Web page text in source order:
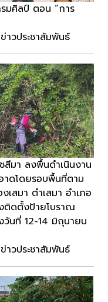
มศิลป์ ตอน “การ
วประชาสัมพันธ์
สีมา ลงพื้นดำเนินงาน
าดโดยรอบพื้นที่ตาม
เสมา ตำเสมา อำเภอ
ติดตั้งป้ายโบราณ
วันที่ 12-14 มิถุนายน
วประชาสัมพันธ์